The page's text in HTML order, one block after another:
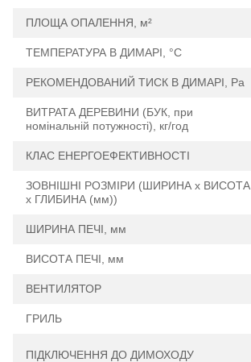
ПЛОЩА ОПАЛЕННЯ, м²
ТЕМПЕРАТУРА В ДИМАРІ, °С
РЕКОМЕНДОВАНИЙ ТИСК В ДИМАРІ, Ра
ВИТРАТА ДЕРЕВИНИ (БУК, при
номінальній потужності), кг/год
КЛАС ЕНЕРГОЕФЕКТИВНОСТІ
ЗОВНІШНІ РОЗМІРИ (ШИРИНА х ВИСОТА
х ГЛИБИНА (мм))
ШИРИНА ПЕЧІ, мм
ВИСОТА ПЕЧІ, мм
ВЕНТИЛЯТОР
ГРИЛЬ
ПІДКЛЮЧЕННЯ ДО ДИМОХОДУ